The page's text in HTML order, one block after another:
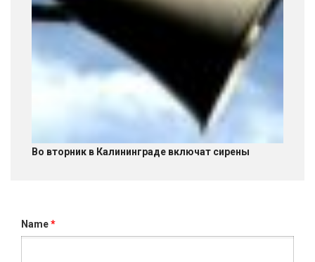
Во вторник в Калининграде включат сирены
Name*